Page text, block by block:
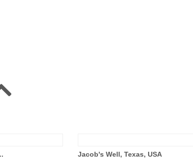
Jacob's Well, Texas, USA